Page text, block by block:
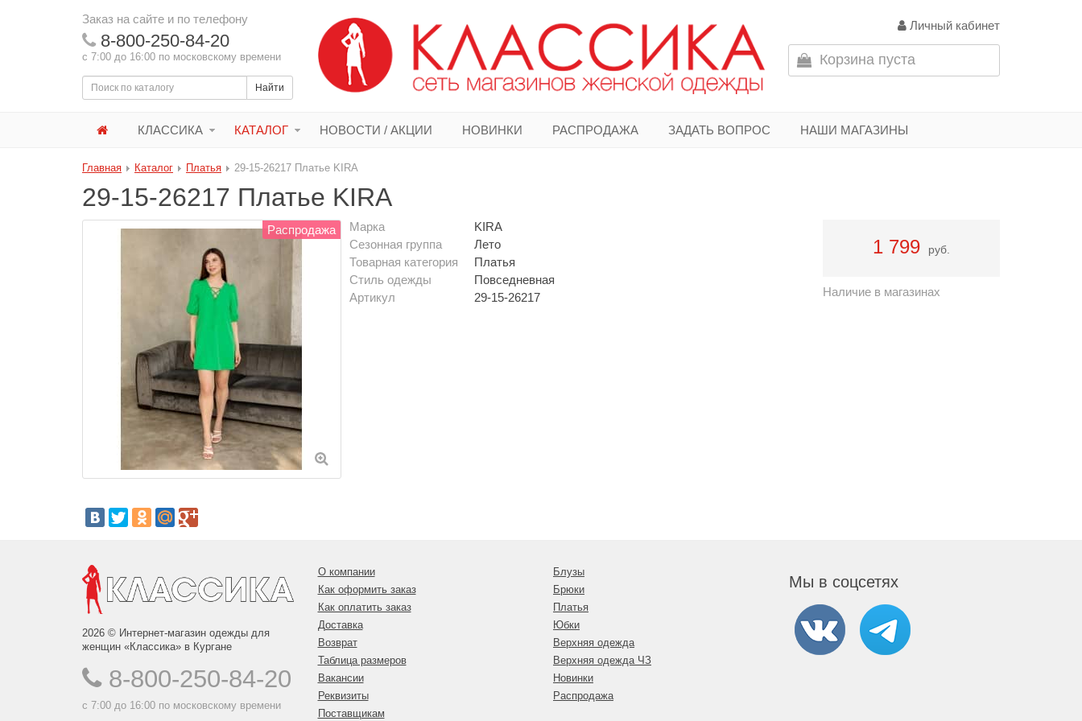
Заказ на сайте и по телефону
8-800-250-84-20
с 7:00 до 16:00 по московскому времени
Найти
Личный кабинет
Корзина пуста
КЛАССИКА КАТАЛОГ НОВОСТИ / АКЦИИ НОВИНКИ РАСПРОДАЖА ЗАДАТЬ ВОПРОС НАШИ МАГАЗИНЫ
Главная Каталог Платья 29-15-26217 Платье KIRA
29-15-26217 Платье KIRA
Распродажа
1 799 руб.
Наличие в магазинах
Марка
KIRA
Сезонная группа
Лето
Товарная категория
Платья
Стиль одежды
Повседневная
Артикул
29-15-26217
2026 © Интернет-магазин одежды для
женщин «Классика» в Кургане
8-800-250-84-20
с 7:00 до 16:00 по московскому времени
О компании
Как оформить заказ
Как оплатить заказ
Доставка
Возврат
Таблица размеров
Вакансии
Реквизиты
Поставщикам
Блузы
Брюки
Платья
Юбки
Верхняя одежда
Верхняя одежда ЧЗ
Новинки
Распродажа
Мы в соцсетях